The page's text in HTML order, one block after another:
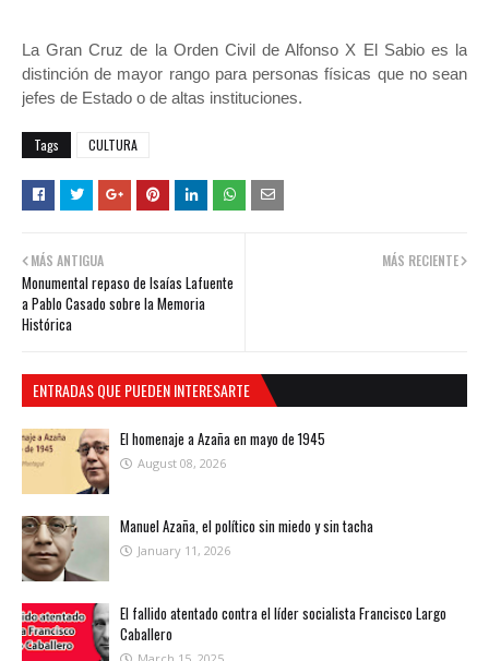
La Gran Cruz de la Orden Civil de Alfonso X El Sabio es la
distinción de mayor rango para personas físicas que no sean
jefes de Estado o de altas instituciones.
Tags CULTURA
MÁS RECIENTE
MÁS ANTIGUA
Monumental repaso de Isaías Lafuente
a Pablo Casado sobre la Memoria
Histórica
ENTRADAS QUE PUEDEN INTERESARTE
El homenaje a Azaña en mayo de 1945
August 08, 2026
Manuel Azaña, el político sin miedo y sin tacha
January 11, 2026
El fallido atentado contra el líder socialista Francisco Largo
Caballero